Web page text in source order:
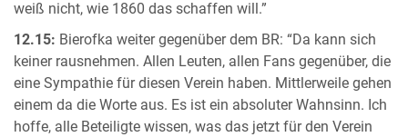
weiß nicht, wie 1860 das schaffen will.”
12.15: Bierofka weiter gegenüber dem BR: “Da kann sich
keiner rausnehmen. Allen Leuten, allen Fans gegenüber, die
eine Sympathie für diesen Verein haben. Mittlerweile gehen
einem da die Worte aus. Es ist ein absoluter Wahnsinn. Ich
hoffe, alle Beteiligte wissen, was das jetzt für den Verein